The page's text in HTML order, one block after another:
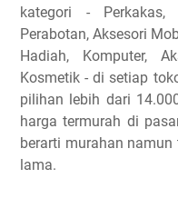
kategori -
Perabotan, Aksesori
Hadiah, Komputer,
Kosmetik - di setiap
pilihan lebih dari
harga termurah di
berarti murahan
lama.